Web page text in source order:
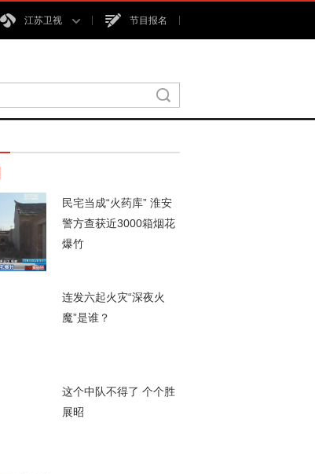
江苏卫视 节目报名
民宅当成“火药库” 淮安
警方查获近3000箱烟花
爆竹
连发六起火灾“深夜火
魔”是谁？
这个中队不得了 个个胜
展昭